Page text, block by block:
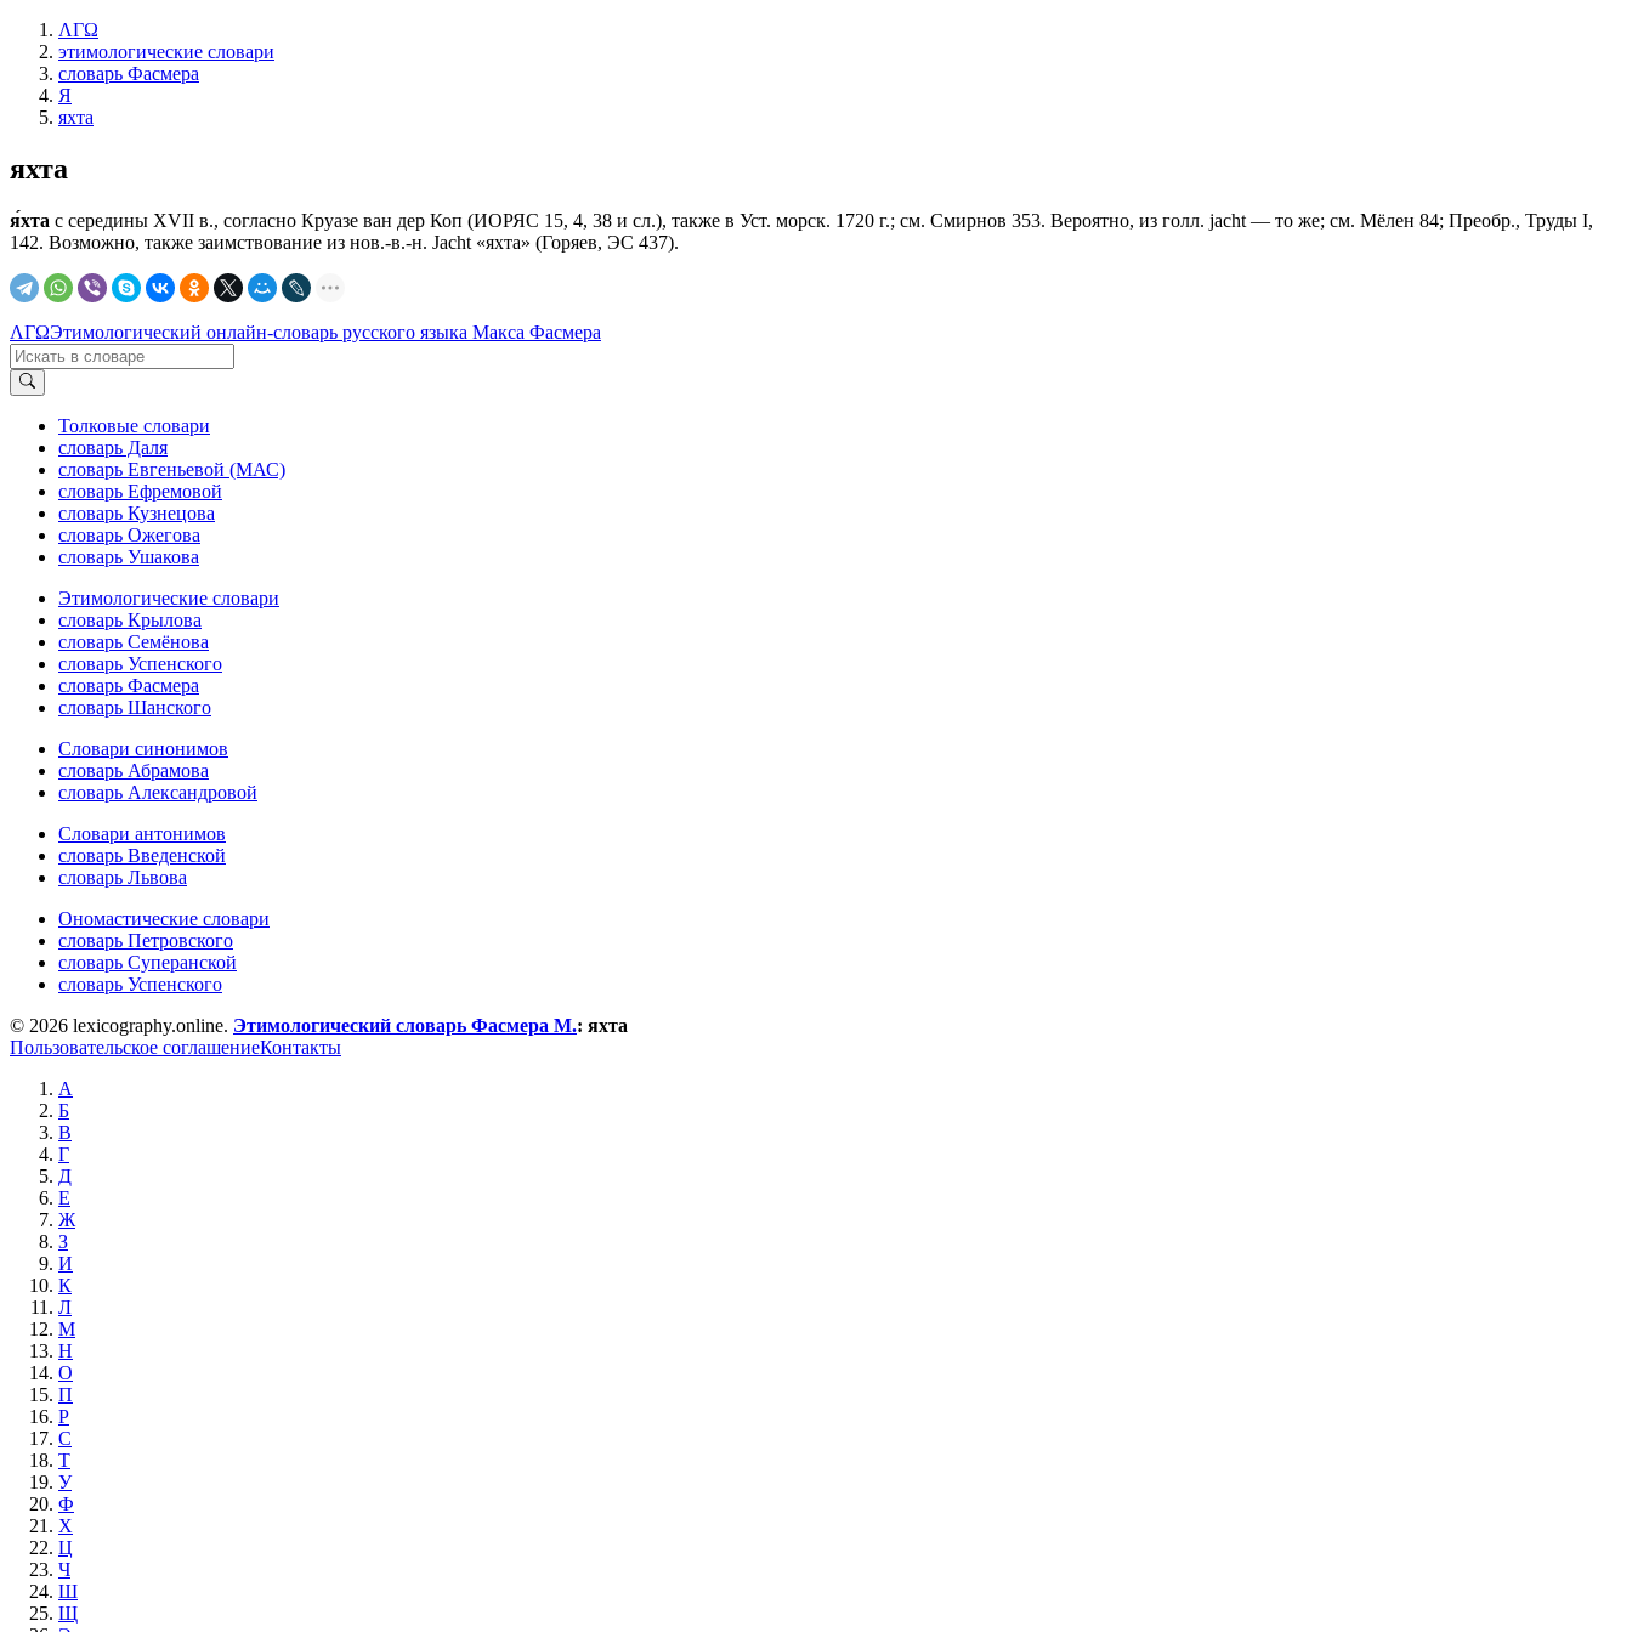
ΛΓΩ
этимологические словари
словарь Фасмера
Я
яхта
яхта
я́хта с середины XVII в., согласно Круазе ван дер Коп (ИОРЯС 15, 4, 38 и сл.), также в Уст. морск. 1720 г.; см. Смирнов 353. Вероятно, из голл. jасht — то же; см. Мёлен 84; Преобр., Труды I,
142. Возможно, также заимствование из нов.-в.-н. Jасht «яхта» (Горяев, ЭС 437).
ΛΓΩЭтимологический онлайн-словарь русского языка Макса Фасмера
Толковые словари
словарь Даля
словарь Евгеньевой (МАС)
словарь Ефремовой
словарь Кузнецова
словарь Ожегова
словарь Ушакова
Этимологические словари
словарь Крылова
словарь Семёнова
словарь Успенского
словарь Фасмера
словарь Шанского
Словари синонимов
словарь Абрамова
словарь Александровой
Словари антонимов
словарь Введенской
словарь Львова
Ономастические словари
словарь Петровского
словарь Суперанской
словарь Успенского
© 2026 lexicography.online. Этимологический словарь Фасмера М.: яхта
Пользовательское соглашениеКонтакты
А
Б
В
Г
Д
Е
Ж
З
И
К
Л
М
Н
О
П
Р
С
Т
У
Ф
Х
Ц
Ч
Ш
Щ